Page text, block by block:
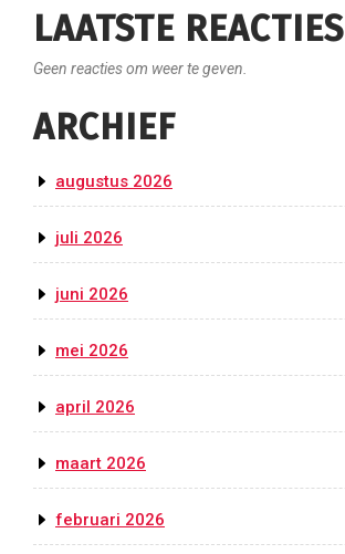
LAATSTE REACTIES
Geen reacties om weer te geven.
ARCHIEF
augustus 2026
juli 2026
juni 2026
mei 2026
april 2026
maart 2026
februari 2026